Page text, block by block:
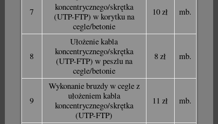
7
koncentrycznego/skrętka
(UTP-FTP) w korytku na
cegle/betonie
10 zł mb.
8
Ułożenie kabla
koncentrycznego/skrętka
(UTP-FTP) w peszlu na
cegle/betonie
8 zł mb.
9
Wykonanie bruzdy w cegle z
ułożeniem kabla
koncentrycznego/skrętka
(UTP-FTP)
11 zł mb.